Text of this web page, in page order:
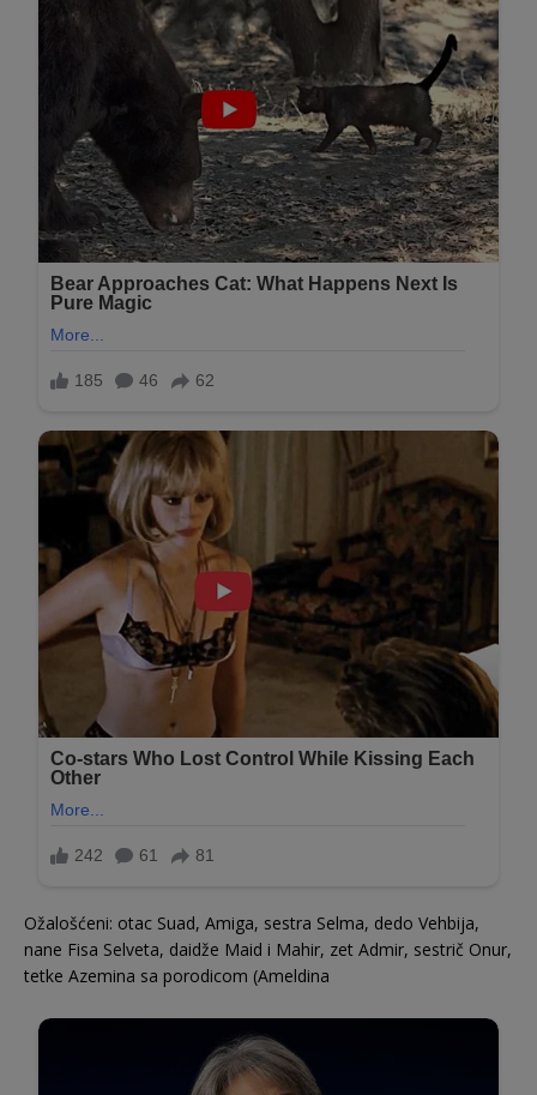
Ožalošćeni: otac Suad, Amiga, sestra Selma, dedo Vehbija,
nane Fisa Selveta, daidže Maid i Mahir, zet Admir, sestrič Onur,
tetke Azemina sa porodicom (Ameldina